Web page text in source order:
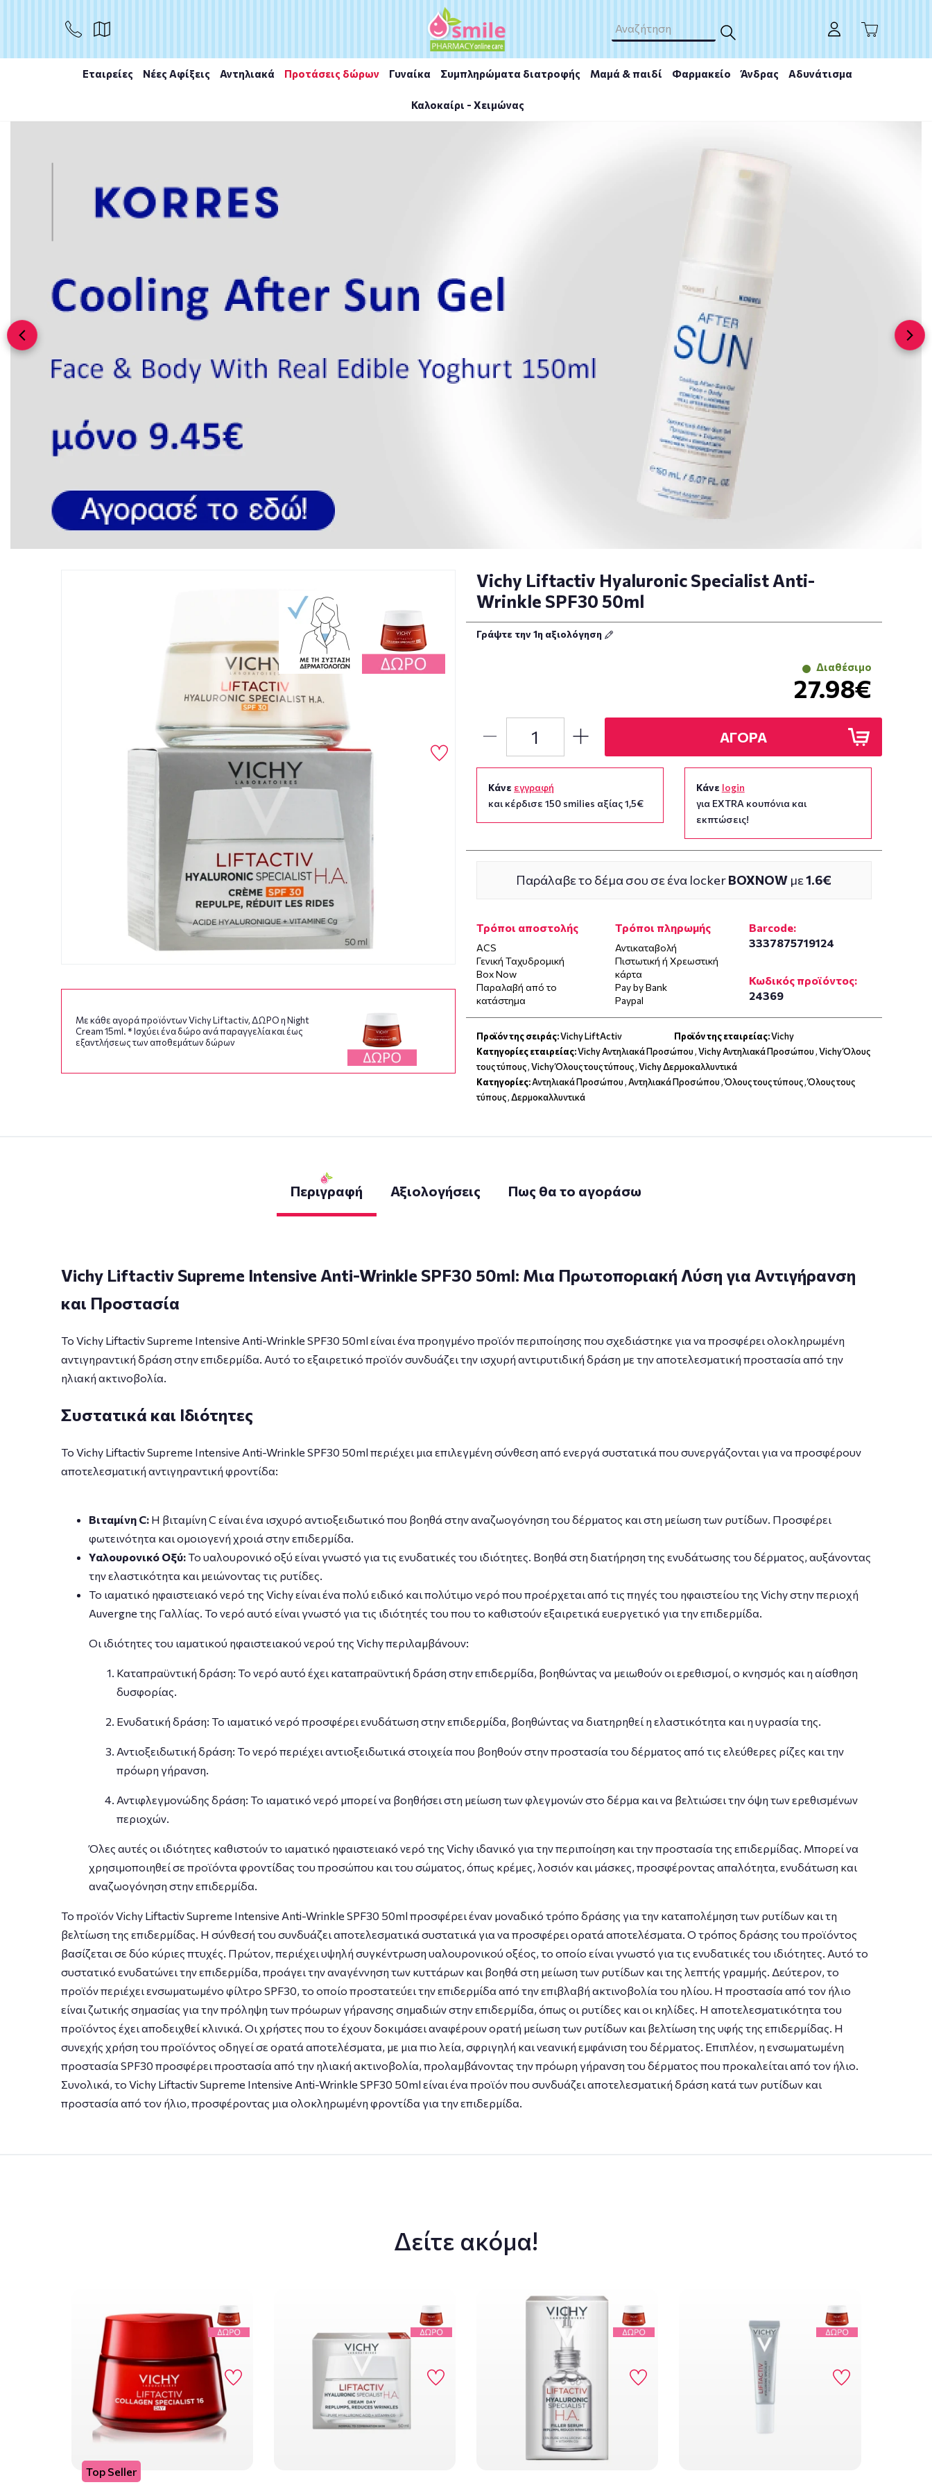
Εταιρείες Νέες Αφίξεις Αντηλιακά Προτάσεις δώρων Γυναίκα Συμπληρώματα διατροφής Μαμά & παιδί Φαρμακείο Άνδρας Αδυνάτισμα
Καλοκαίρι - Χειμώνας
Vichy Liftactiv Hyaluronic Specialist Anti-Wrinkle SPF30 50ml
ΑΓΟΡΑ
Με κάθε αγορά προϊόντων Vichy Liftactiv, ΔΩΡΟ η Night
Cream 15ml. * Ισχύει ένα δώρο ανά παραγγελία και έως
εξαντλήσεως των αποθεμάτων δώρων
Vichy Liftactiv Hyaluronic Specialist Anti-
Wrinkle SPF30 50ml
Γράψτε την 1η αξιολόγηση
Διαθέσιμο
27.98€
ΑΓΟΡΑ
Κάνε εγγραφή
και κέρδισε 150 smilies αξίας 1,5€
Κάνε login
για EXTRA κουπόνια και
εκπτώσεις!
Παράλαβε το δέμα σου σε ένα lockerBOXNOW με1.6€
Τρόποι αποστολής
ACS
Γενική Ταχυδρομική
Box Now
Παραλαβή από το
κατάστημα
Τρόποι πληρωμής
Αντικαταβολή
Πιστωτική ή Χρεωστική
κάρτα
Pay by Bank
Paypal
Barcode:
3337875719124
Κωδικός προϊόντος:
24369
Προϊόν της σειράς:Vichy LiftActiv Προϊόν της εταιρείας:Vichy
Κατηγορίες εταιρείας:Vichy Αντηλιακά Προσώπου,Vichy Αντηλιακά Προσώπου,Vichy Όλους
τους τύπους,Vichy Όλους τους τύπους,Vichy Δερμοκαλλυντικά
Κατηγορίες:Αντηλιακά Προσώπου,Αντηλιακά Προσώπου,Όλους τους τύπους,Όλους τους
τύπους,Δερμοκαλλυντικά
Περιγραφή Αξιολογήσεις Πως θα το αγοράσω
Vichy Liftactiv Supreme Intensive Anti-Wrinkle SPF30 50ml: Μια Πρωτοποριακή Λύση για Αντιγήρανση
και Προστασία
Το Vichy Liftactiv Supreme Intensive Anti-Wrinkle SPF30 50ml είναι ένα προηγμένο προϊόν περιποίησης που σχεδιάστηκε για να προσφέρει ολοκληρωμένη
αντιγηραντική δράση στην επιδερμίδα. Αυτό το εξαιρετικό προϊόν συνδυάζει την ισχυρή αντιρυτιδική δράση με την αποτελεσματική προστασία από την
ηλιακή ακτινοβολία.
Συστατικά και Ιδιότητες
Το Vichy Liftactiv Supreme Intensive Anti-Wrinkle SPF30 50ml περιέχει μια επιλεγμένη σύνθεση από ενεργά συστατικά που συνεργάζονται για να προσφέρουν
αποτελεσματική αντιγηραντική φροντίδα:
Βιταμίνη C:Η βιταμίνη C είναι ένα ισχυρό αντιοξειδωτικό που βοηθά στην αναζωογόνηση του δέρματος και στη μείωση των ρυτίδων. Προσφέρει
φωτεινότητα και ομοιογενή χροιά στην επιδερμίδα.
Υαλουρονικό Οξύ:Το υαλουρονικό οξύ είναι γνωστό για τις ενυδατικές του ιδιότητες. Βοηθά στη διατήρηση της ενυδάτωσης του δέρματος, αυξάνοντας
την ελαστικότητα και μειώνοντας τις ρυτίδες.
Το ιαματικό ηφαιστειακό νερό της Vichy είναι ένα πολύ ειδικό και πολύτιμο νερό που προέρχεται από τις πηγές του ηφαιστείου της Vichy στην περιοχή
Auvergne της Γαλλίας. Το νερό αυτό είναι γνωστό για τις ιδιότητές του που το καθιστούν εξαιρετικά ευεργετικό για την επιδερμίδα.
Οι ιδιότητες του ιαματικού ηφαιστειακού νερού της Vichy περιλαμβάνουν:
Καταπραϋντική δράση: Το νερό αυτό έχει καταπραϋντική δράση στην επιδερμίδα, βοηθώντας να μειωθούν οι ερεθισμοί, ο κνησμός και η αίσθηση
δυσφορίας.
Ενυδατική δράση: Το ιαματικό νερό προσφέρει ενυδάτωση στην επιδερμίδα, βοηθώντας να διατηρηθεί η ελαστικότητα και η υγρασία της.
Αντιοξειδωτική δράση: Το νερό περιέχει αντιοξειδωτικά στοιχεία που βοηθούν στην προστασία του δέρματος από τις ελεύθερες ρίζες και την
πρόωρη γήρανση.
Αντιφλεγμονώδης δράση: Το ιαματικό νερό μπορεί να βοηθήσει στη μείωση των φλεγμονών στο δέρμα και να βελτιώσει την όψη των ερεθισμένων
περιοχών.
Όλες αυτές οι ιδιότητες καθιστούν το ιαματικό ηφαιστειακό νερό της Vichy ιδανικό για την περιποίηση και την προστασία της επιδερμίδας. Μπορεί να
χρησιμοποιηθεί σε προϊόντα φροντίδας του προσώπου και του σώματος, όπως κρέμες, λοσιόν και μάσκες, προσφέροντας απαλότητα, ενυδάτωση και
αναζωογόνηση στην επιδερμίδα.
Το προϊόν Vichy Liftactiv Supreme Intensive Anti-Wrinkle SPF30 50ml προσφέρει έναν μοναδικό τρόπο δράσης για την καταπολέμηση των ρυτίδων και τη
βελτίωση της επιδερμίδας. Η σύνθεσή του συνδυάζει αποτελεσματικά συστατικά για να προσφέρει ορατά αποτελέσματα. Ο τρόπος δράσης του προϊόντος
βασίζεται σε δύο κύριες πτυχές. Πρώτον, περιέχει υψηλή συγκέντρωση υαλουρονικού οξέος, το οποίο είναι γνωστό για τις ενυδατικές του ιδιότητες. Αυτό το
συστατικό ενυδατώνει την επιδερμίδα, προάγει την αναγέννηση των κυττάρων και βοηθά στη μείωση των ρυτίδων και της λεπτής γραμμής. Δεύτερον, το
προϊόν περιέχει ενσωματωμένο φίλτρο SPF30, το οποίο προστατεύει την επιδερμίδα από την επιβλαβή ακτινοβολία του ηλίου. Η προστασία από τον ήλιο
είναι ζωτικής σημασίας για την πρόληψη των πρόωρων γήρανσης σημαδιών στην επιδερμίδα, όπως οι ρυτίδες και οι κηλίδες. Η αποτελεσματικότητα του
προϊόντος έχει αποδειχθεί κλινικά. Οι χρήστες που το έχουν δοκιμάσει αναφέρουν ορατή μείωση των ρυτίδων και βελτίωση της υφής της επιδερμίδας. Η
συνεχής χρήση του προϊόντος οδηγεί σε ορατά αποτελέσματα, με μια πιο λεία, σφριγηλή και νεανική εμφάνιση του δέρματος. Επιπλέον, η ενσωματωμένη
προστασία SPF30 προσφέρει προστασία από την ηλιακή ακτινοβολία, προλαμβάνοντας την πρόωρη γήρανση του δέρματος που προκαλείται από τον ήλιο.
Συνολικά, το Vichy Liftactiv Supreme Intensive Anti-Wrinkle SPF30 50ml είναι ένα προϊόν που συνδυάζει αποτελεσματική δράση κατά των ρυτίδων και
προστασία από τον ήλιο, προσφέροντας μια ολοκληρωμένη φροντίδα για την επιδερμίδα.
Δείτε ακόμα!
Top Seller